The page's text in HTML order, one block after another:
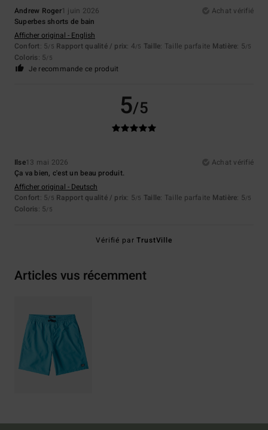
Andrew Roger1 juin 2026
Achat vérifié
Superbes shorts de bain
Afficher original - English
Confort: 5/5 Rapport qualité / prix: 4/5 Taille: Taille parfaite Matière: 5/5
Coloris: 5/5
Je recommande ce produit
5/5
Ilse13 mai 2026
Achat vérifié
Ça va bien, c'est un beau produit.
Afficher original - Deutsch
Confort: 5/5 Rapport qualité / prix: 5/5 Taille: Taille parfaite Matière: 5/5
Coloris: 5/5
Vérifié parTrustVille
Articles vus récemment